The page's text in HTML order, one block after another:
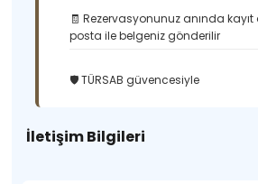
🧾 Rezervasyonunuz anında kayıt
posta ile belgeniz gönderilir
🛡️ TÜRSAB güvencesiyle
İletişim Bilgileri